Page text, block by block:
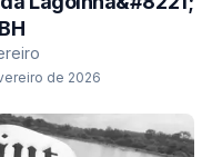
de 2026